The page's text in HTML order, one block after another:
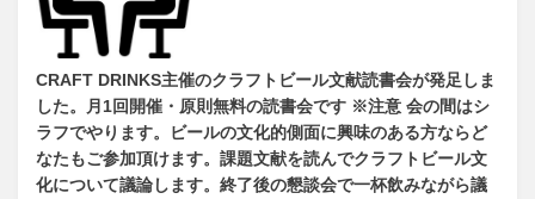
CRAFT DRINKS主催のクラフトビール文献読書会が発足しま
した。
月1回開催・原則無料の読書会です ※注意 会の間はシ
ラフでやります。
ビールの文化的側面に興味のある方ならど
なたもご参加頂けます。 課題文献を読んでクラフトビール文
化について議論します。 終了後の懇談会で一杯飲みながら議